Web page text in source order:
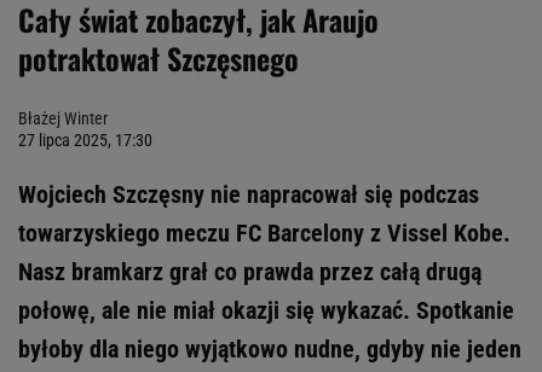
Cały świat zobaczył, jak Araujo
potraktował Szczęsnego
Błażej Winter
27 lipca 2025, 17:30
Wojciech Szczęsny nie napracował się podczas
towarzyskiego meczu FC Barcelony z Vissel Kobe.
Nasz bramkarz grał co prawda przez całą drugą
połowę, ale nie miał okazji się wykazać. Spotkanie
byłoby dla niego wyjątkowo nudne, gdyby nie jeden